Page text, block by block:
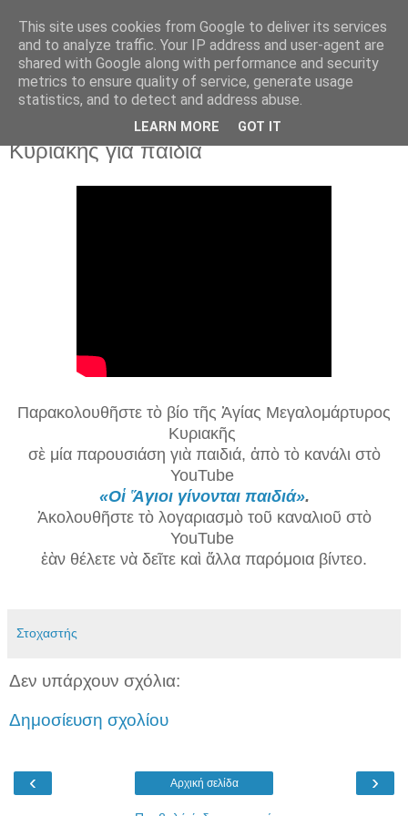
7 Ιουλ 2024
Ὁ βίος τῆς Ἁγίας Μεγαλομάρτυρος
Κυριακῆς γιὰ παιδιὰ
Παρακολουθῆστε τὸ βίο τῆς Ἁγίας Μεγαλομάρτυρος
Κυριακῆς
σὲ μία παρουσιάση γιὰ παιδιά, ἀπὸ τὸ κανάλι στὸ
YouTube
«Οἱ Ἅγιοι γίνονται παιδιά».
Ἀκολουθῆστε τὸ λογαριασμὸ τοῦ καναλιοῦ στὸ
YouTube
ἐὰν θέλετε νὰ δεῖτε καὶ ἄλλα παρόμοια βίντεο.
Στοχαστής
Δεν υπάρχουν σχόλια:
Δημοσίευση σχολίου
‹ ›
Αρχική σελίδα
This site uses cookies from Google to deliver its services
and to analyze traffic. Your IP address and user-agent are
shared with Google along with performance and security
metrics to ensure quality of service, generate usage
statistics, and to detect and address abuse.
LEARN MORE GOT IT